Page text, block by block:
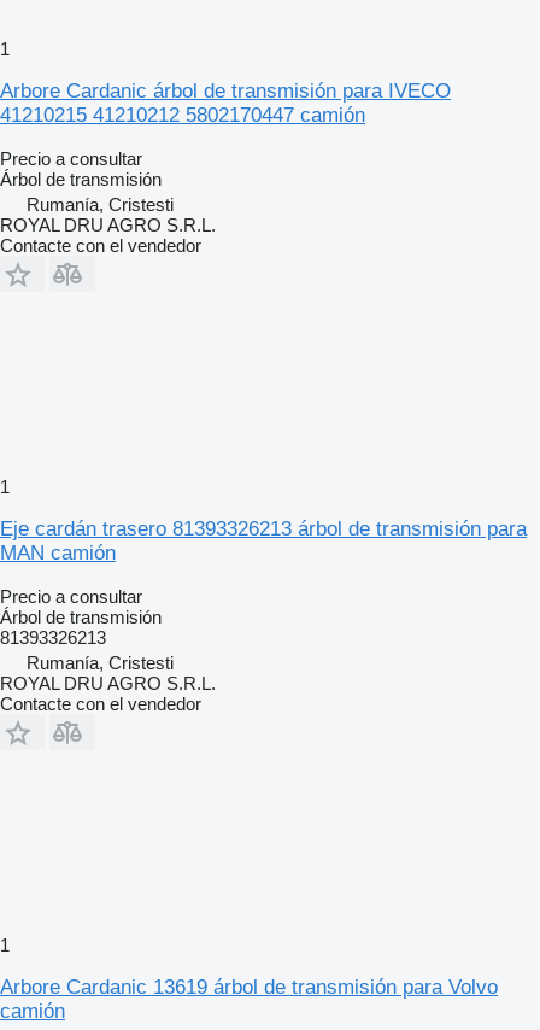
1
Arbore Cardanic árbol de transmisión para IVECO
41210215 41210212 5802170447 camión
Precio a consultar
Árbol de transmisión
Rumanía, Cristesti
ROYAL DRU AGRO S.R.L.
Contacte con el vendedor
1
Eje cardán trasero 81393326213 árbol de transmisión para
MAN camión
Precio a consultar
Árbol de transmisión
81393326213
Rumanía, Cristesti
ROYAL DRU AGRO S.R.L.
Contacte con el vendedor
1
Arbore Cardanic 13619 árbol de transmisión para Volvo
camión